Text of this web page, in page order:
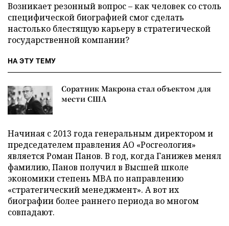
Возникает резонный вопрос – как человек со столь
специфической биографией смог сделать
настолько блестящую карьеру в стратегической
государственной компании?
НА ЭТУ ТЕМУ
Соратник Макрона стал объектом для
мести США
Начиная с 2013 года генеральным директором и
председателем правления АО «Росгеология»
является Роман Панов. В год, когда Ганижев менял
фамилию, Панов получил в Высшей школе
экономики степень MBA по направлению
«стратегический менеджмент». А вот их
биографии более раннего периода во многом
совпадают.